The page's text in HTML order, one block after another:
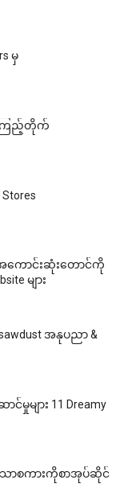
မှ
ကြည့်တိုက်
အကောင်းဆုံးတောင်ကို
များ
အနုပညာ &
မှုများ 11 Dreamy
ာစကားကိုစာအုပ်ဆိုင်